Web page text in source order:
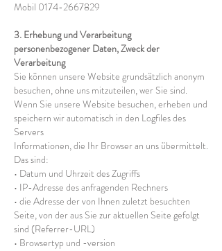
Mobil 0174-2667829
3. Erhebung und Verarbeitung
personenbezogener Daten, Zweck der
Verarbeitung
Sie können unsere Website grundsätzlich anonym
besuchen, ohne uns mitzuteilen, wer Sie sind.
Wenn Sie unsere Website besuchen, erheben und
speichern wir automatisch in den Logfiles des
Servers
Informationen, die Ihr Browser an uns übermittelt.
Das sind:
• Datum und Uhrzeit des Zugriffs
• IP-Adresse des anfragenden Rechners
• die Adresse der von Ihnen zuletzt besuchten
Seite, von der aus Sie zur aktuellen Seite gefolgt
sind (Referrer-URL)
• Browsertyp und -version